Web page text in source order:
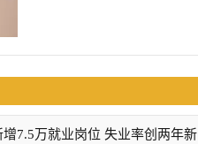
7.5万就业岗位 失业率创两年新